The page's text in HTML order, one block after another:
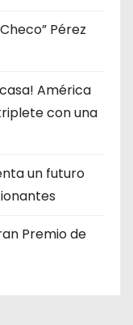
Pérez
América
con una
un futuro
Premio de